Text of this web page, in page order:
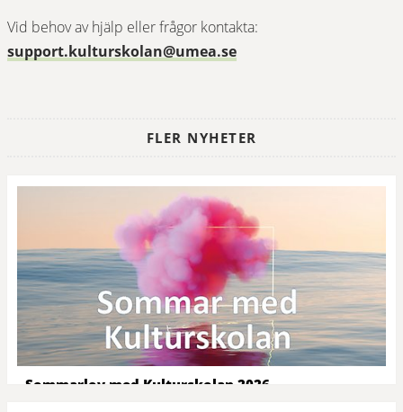
support.kulturskolan@umea.se
FLER NYHETER
Sommarlov med Kulturskolan 2026